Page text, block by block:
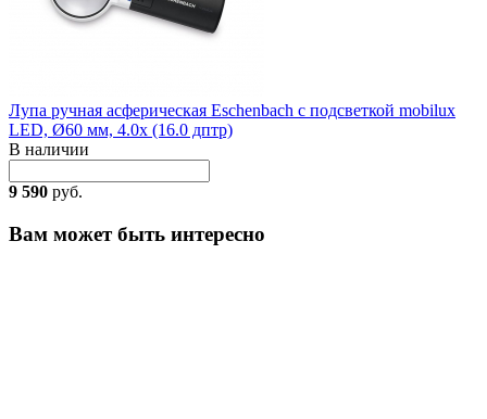
Лупа ручная асферическая Eschenbach с подсветкой mobilux
LED, Ø60 мм, 4.0x (16.0 дптр)
В наличии
9 590 руб.
Вам может быть интересно